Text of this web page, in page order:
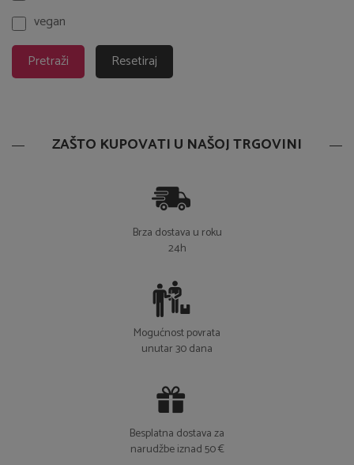
ZAŠTO KUPOVATI U NAŠOJ TRGOVINI
Brza dostava u roku
24h
Mogućnost povrata
unutar 30 dana
Besplatna dostava za
narudžbe iznad 50 €
Plaćanje karticama, online
bankarstvom i pouzećem